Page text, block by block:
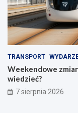
TRANSPORT
Weekendowe
wiedzieć?
7 sierpnia 2026